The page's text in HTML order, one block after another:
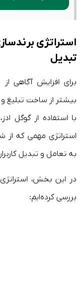
استراتژی
تبدیل
برای افزایش آگاهی
بیشتر از ساخت تبلیغ و
با استفاده از گوگل
استراتژی مهمی که
به تعامل و تبدیل
بررسی کرده‌ایم: